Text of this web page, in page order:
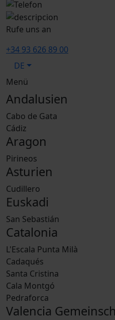
Rufe uns an
+34 93 626 89 00
DE
Menü
Andalusien
Cabo de Gata
Cádiz
Aragon
Pirineos
Asturien
Cudillero
Euskadi
San Sebastián
Catalonia
L'Escala Punta Milà
Cadaqués
Santa Cristina
Cala Montgó
Pedraforca
Valencia